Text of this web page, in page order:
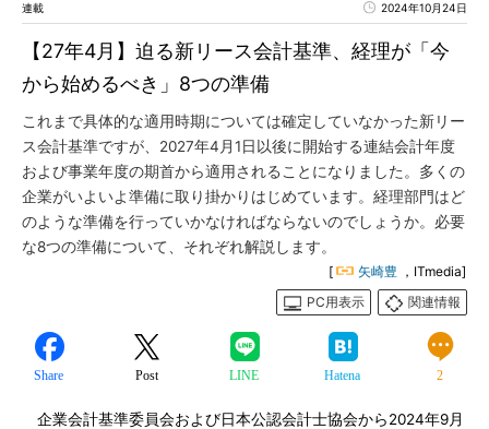
連載 2024年10月24日
【27年4月】迫る新リース会計基準、経理が「今
から始めるべき」8つの準備
これまで具体的な適用時期については確定していなかった新リー
ス会計基準ですが、2027年4月1日以後に開始する連結会計年度
および事業年度の期首から適用されることになりました。多くの
企業がいよいよ準備に取り掛かりはじめています。経理部門はど
のような準備を行っていかなければならないのでしょうか。必要
な8つの準備について、それぞれ解説します。
[ 矢崎豊 ，ITmedia]
PC用表示
関連情報
Share Post LINE Hatena 2
企業会計基準委員会および日本公認会計士協会から2024年9月